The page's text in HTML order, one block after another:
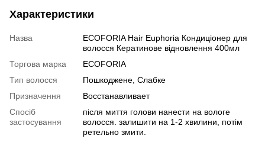
Характеристики
Назва
ECOFORIA Hair Euphoria Кондиціонер для
волосся Кератинове відновлення 400мл
Торгова марка
ECOFORIA
Тип волосся
Пошкоджене, Слабке
Призначення
Восстанавливает
Спосіб
застосування
після миття голови нанести на вологе
волосся. залишити на 1-2 хвилини, потім
ретельно змити.